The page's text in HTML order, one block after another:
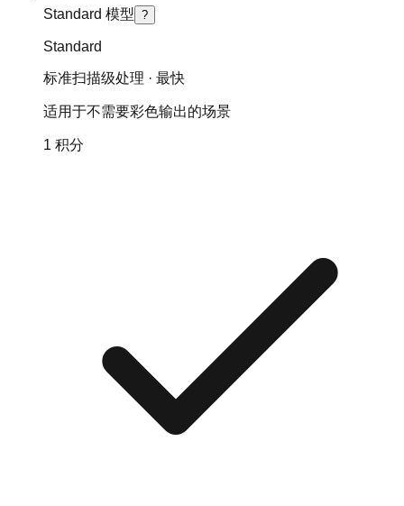
Standard 模型 ?
Standard
标准扫描级处理 · 最快
适用于不需要彩色输出的场景
1 积分